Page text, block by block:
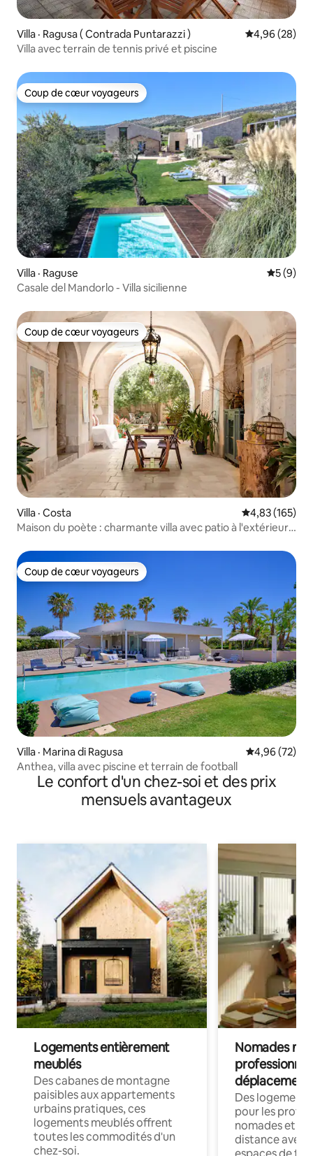
Villa · Ragusa ( Contrada Puntarazzi ) Note
4,96 (28)
Villa avec terrain de tennis privé et piscine
Coup de cœur voyageurs
Coup de cœur voyageurs
Villa · Raguse Note
5 (9)
Casale del Mandorlo - Villa sicilienne
Coup de cœur voyageurs
Coup de cœur voyageurs
Villa · Costa Note
4,83 (165)
Maison du poète : charmante villa avec patio à l'extérieur,
Coup de cœur voyageurs
Coup de cœur voyageurs
Villa · Marina di Ragusa Note
4,96 (72)
Anthea, villa avec piscine et terrain de football
Le confort d'un chez-soi et des prix
mensuels avantageux
Logements entièrement
meublés
Des cabanes de montagne
paisibles aux appartements
urbains pratiques, ces
logements meublés offrent
toutes les commodités d'un
chez-soi.
Nomades
déplacement
Des
pour les
nomades et
distance avec